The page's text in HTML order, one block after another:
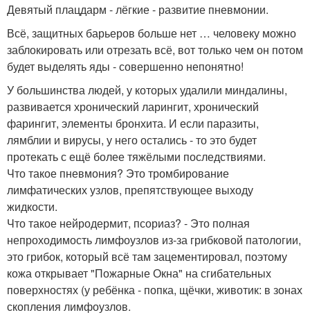
Девятый плацдарм - лёгкие - развитие пневмонии.
Всё, защитных барьеров больше нет … человеку можно
заблокировать или отрезать всё, вот только чем он потом
будет выделять яды - совершенно непонятно!
У большинства людей, у которых удалили миндалины,
развивается хронический ларингит, хронический
фарингит, элементы бронхита. И если паразиты,
лямблии и вирусы, у него остались - то это будет
протекать с ещё более тяжёлыми последствиями.
Что такое пневмония? Это тромбирование
лимфатических узлов, препятствующее выходу
жидкости.
Что такое нейродермит, псориаз? - Это полная
непроходимость лимфоузлов из-за грибковой патологии,
это грибок, который всё там зацементировал, поэтому
кожа открывает "Пожарные Окна" на сгибательных
поверхностях (у ребёнка - попка, щёчки, животик: в зонах
скопления лимфоузлов.